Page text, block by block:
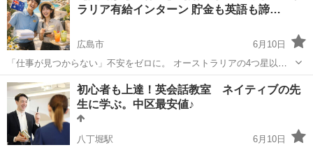
を解く...
ラリア有給インターン 貯金も英語も諦…
広島市
6月10日
「仕事が見つからない」不安をゼロに。 オーストラリアの4つ星以上
ホテルで、働きながら貯金と英語力を手に入れる。 近年、オーストラ
リアへ渡っても仕事が見つからず、数ヶ月で帰国せざるを得ない「ワ
ーホリ難民」が急増していま...
広島 広島市 英語
初心者も上達！英会話教室 ネイティブの先
生に学ぶ。中区最安値♪
八丁堀駅 6月10日